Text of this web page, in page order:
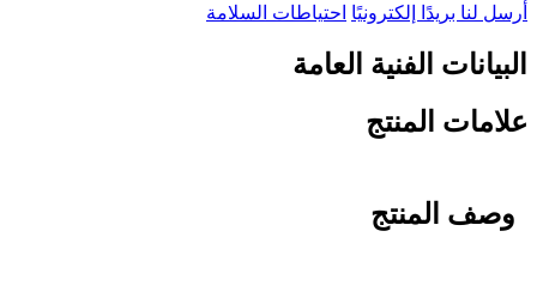
أرسل لنا بريدًا إلكترونيًا احتياطات السلامة
البيانات الفنية العامة
علامات المنتج
وصف المنتج